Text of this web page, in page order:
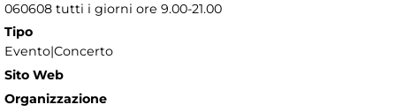
060608 tutti i giorni ore 9.00-21.00
Tipo
Evento|Concerto
Sito Web
Organizzazione